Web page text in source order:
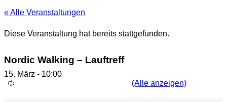
« Alle Veranstaltungen
Diese Veranstaltung hat bereits stattgefunden.
Nordic Walking – Lauftreff
15. März - 10:00